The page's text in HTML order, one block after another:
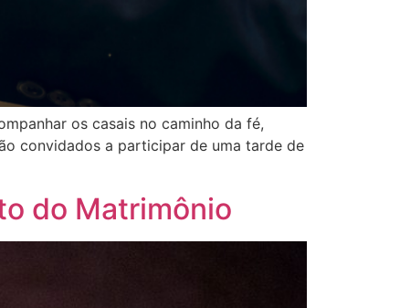
os casais no caminho da fé,
convidados a participar de uma tarde de
do Matrimônio